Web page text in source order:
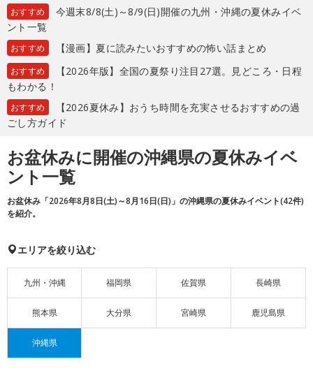
おすすめ
今週末8/8(土)～8/9(日)開催の九州・沖縄の夏休みイベ
ント一覧
おすすめ 【漫画】夏に読みたいおすすめの怖い話まとめ
おすすめ
【2026年版】全国の夏祭り注目27選。見どころ・日程
もわかる！
おすすめ
【2026夏休み】おうち時間を充実させるおすすめの過
ごし方ガイド
お盆休みに開催の沖縄県の夏休みイベ
ント一覧
お盆休み「2026年8月8日(土)～8月16日(日)」の沖縄県の夏休みイベント(42件)
を紹介。
エリアを絞り込む
九州・沖縄 福岡県 佐賀県 長崎県
熊本県 大分県 宮崎県 鹿児島県
沖縄県